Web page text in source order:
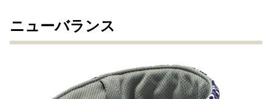
ニューバランス